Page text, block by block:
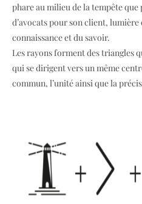
phare au milieu de la tempête
d’avocats pour son client,
connaissance et du savoir.
Les rayons forment des triangles
qui se dirigent vers un même
commun, l’unité ainsi que la